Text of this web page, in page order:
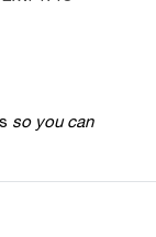
so you can